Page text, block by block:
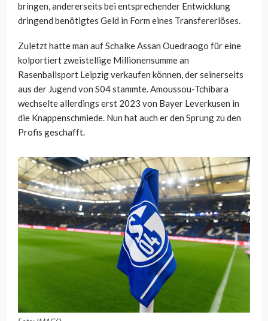
bringen, andererseits bei entsprechender Entwicklung
dringend benötigtes Geld in Form eines Transfererlöses.
Zuletzt hatte man auf Schalke Assan Ouedraogo für eine
kolportiert zweistellige Millionensumme an
Rasenballsport Leipzig verkaufen können, der seinerseits
aus der Jugend von S04 stammte. Amoussou-Tchibara
wechselte allerdings erst 2023 von Bayer Leverkusen in
die Knappenschmiede. Nun hat auch er den Sprung zu den
Profis geschafft.